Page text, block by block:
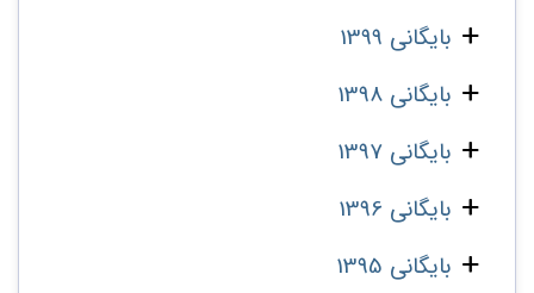
بایگانی 1399
بایگانی 1398
بایگانی 1397
بایگانی 1396
بایگانی 1395